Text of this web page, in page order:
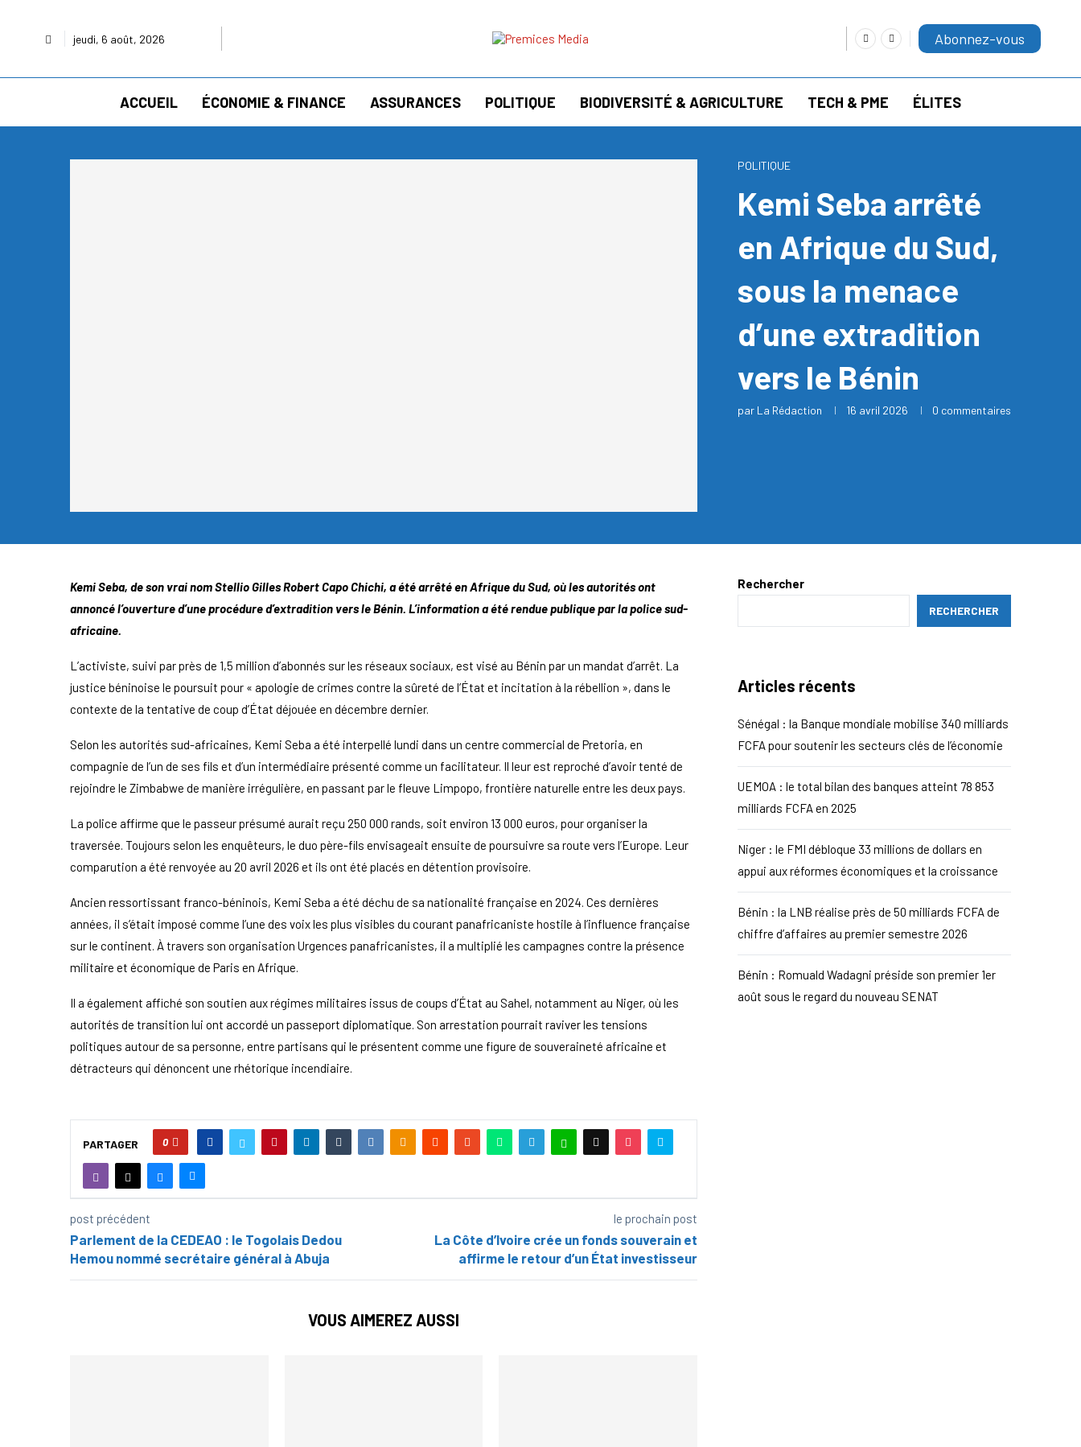
jeudi, 6 août, 2026 Abonnez-vous
ACCUEIL ÉCONOMIE & FINANCE ASSURANCES POLITIQUE BIODIVERSITÉ & AGRICULTURE TECH & PME ÉLITES
POLITIQUE
Kemi Seba arrêté
en Afrique du Sud,
sous la menace
d’une extradition
vers le Bénin
par La Rédaction 16 avril 2026 0 commentaires
Kemi Seba, de son vrai nom Stellio Gilles Robert Capo Chichi, a été arrêté en Afrique du Sud, où les autorités ont
annoncé l’ouverture d’une procédure d’extradition vers le Bénin. L’information a été rendue publique par la police sud-
africaine.
L’activiste, suivi par près de 1,5 million d’abonnés sur les réseaux sociaux, est visé au Bénin par un mandat d’arrêt. La
justice béninoise le poursuit pour « apologie de crimes contre la sûreté de l’État et incitation à la rébellion », dans le
contexte de la tentative de coup d’État déjouée en décembre dernier.
Selon les autorités sud-africaines, Kemi Seba a été interpellé lundi dans un centre commercial de Pretoria, en
compagnie de l’un de ses fils et d’un intermédiaire présenté comme un facilitateur. Il leur est reproché d’avoir tenté de
rejoindre le Zimbabwe de manière irrégulière, en passant par le fleuve Limpopo, frontière naturelle entre les deux pays.
La police affirme que le passeur présumé aurait reçu 250 000 rands, soit environ 13 000 euros, pour organiser la
traversée. Toujours selon les enquêteurs, le duo père-fils envisageait ensuite de poursuivre sa route vers l’Europe. Leur
comparution a été renvoyée au 20 avril 2026 et ils ont été placés en détention provisoire.
Ancien ressortissant franco-béninois, Kemi Seba a été déchu de sa nationalité française en 2024. Ces dernières
années, il s’était imposé comme l’une des voix les plus visibles du courant panafricaniste hostile à l’influence française
sur le continent. À travers son organisation Urgences panafricanistes, il a multiplié les campagnes contre la présence
militaire et économique de Paris en Afrique.
Il a également affiché son soutien aux régimes militaires issus de coups d’État au Sahel, notamment au Niger, où les
autorités de transition lui ont accordé un passeport diplomatique. Son arrestation pourrait raviver les tensions
politiques autour de sa personne, entre partisans qui le présentent comme une figure de souveraineté africaine et
détracteurs qui dénoncent une rhétorique incendiaire.
PARTAGER 0
post précédent
Parlement de la CEDEAO : le Togolais Dedou
Hemou nommé secrétaire général à Abuja
le prochain post
La Côte d’Ivoire crée un fonds souverain et
affirme le retour d’un État investisseur
VOUS AIMEREZ AUSSI
Rechercher
RECHERCHER
Articles récents
Sénégal : la Banque mondiale mobilise 340 milliards
FCFA pour soutenir les secteurs clés de l’économie
UEMOA : le total bilan des banques atteint 78 853
milliards FCFA en 2025
Niger : le FMI débloque 33 millions de dollars en
appui aux réformes économiques et la croissance
Bénin : la LNB réalise près de 50 milliards FCFA de
chiffre d’affaires au premier semestre 2026
Bénin : Romuald Wadagni préside son premier 1er
août sous le regard du nouveau SENAT